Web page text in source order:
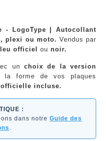
- LogoType | Autocollant
plexi ou moto. Vendus par
officiel ou noir.
un choix de la version
la forme de vos plaques
officielle incluse.
:
dans notre Guide des
.